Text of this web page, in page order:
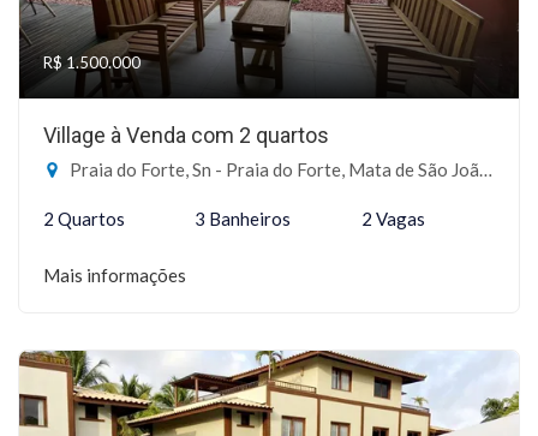
R$ 1.500.000
Village à Venda com 2 quartos
Praia do Forte, Sn - Praia do Forte, Mata de São João-BA
2 Quartos 3 Banheiros 2 Vagas
Mais informações